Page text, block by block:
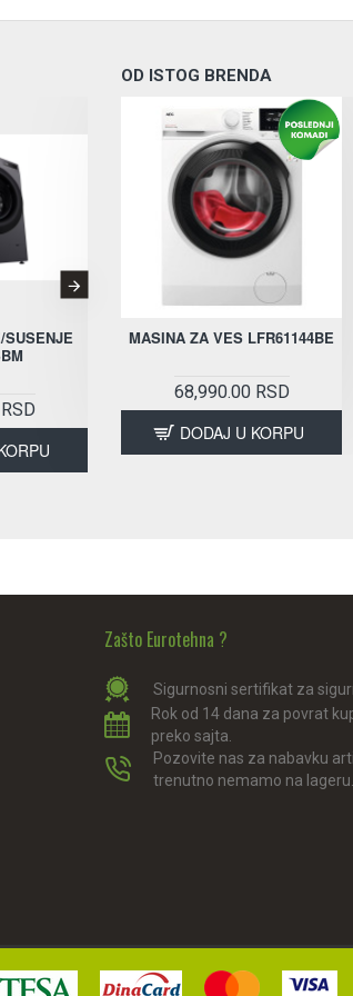
PROVERITI DOSTUPNOST
MASINA PRANJE/SUSENJE
78,291.00 RSD
DODAJ U KORPU
OD ISTOG BRENDA
MASINA ZA VES LFR61144BE
68,990.00 RSD
DODAJ U KORPU
Zašto Eurotehna ?
Sigurnosni sertifikat za
Rok od 14 dana za povrat
preko sajta.
Pozovite nas za nabavku
trenutno nemamo na lageru.